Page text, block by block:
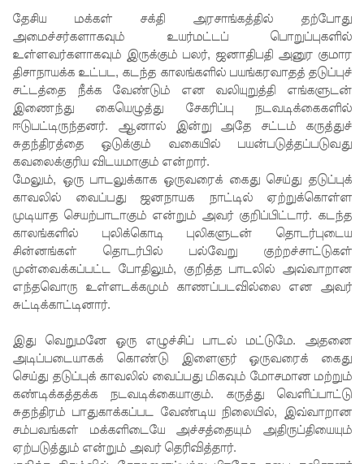
டெங்கு
காய்ச்சல்
தீவிர
பரவல் -
89,639
பேர்
பாதிப்பு,
உயிரிழப்பு
கள் 65
ஆக
அதிகரிப்பு!
யில்
தாமதமா
ன தரம் 5
புலமைப்ப
ரிசில்
தேசிய மக்கள் சக்தி அரசாங்கத்தில் தற்போது
அமைச்சர்களாகவும் உயர்மட்டப் பொறுப்புகளில்
உள்ளவர்களாகவும் இருக்கும் பலர், ஜனாதிபதி அனுர குமார
திசாநாயக்க உட்பட, கடந்த காலங்களில் பயங்கரவாதத் தடுப்புச்
சட்டத்தை நீக்க வேண்டும் என வலியுறுத்தி எங்களுடன்
இணைந்து கையெழுத்து சேகரிப்பு நடவடிக்கைகளில்
ஈடுபட்டிருந்தனர். ஆனால் இன்று அதே சட்டம் கருத்துச்
சுதந்திரத்தை ஒடுக்கும் வகையில் பயன்படுத்தப்படுவது
கவலைக்குரிய விடயமாகும் என்றார்.
மேலும், ஒரு பாடலுக்காக ஒருவரைக் கைது செய்து தடுப்புக்
காவலில் வைப்பது ஜனநாயக நாட்டில் ஏற்றுக்கொள்ள
முடியாத செயற்பாடாகும் என்றும் அவர் குறிப்பிட்டார். கடந்த
காலங்களில் புலிக்கொடி புலிகளுடன் தொடர்புடைய
சின்னங்கள் தொடர்பில் பல்வேறு குற்றச்சாட்டுகள்
முன்வைக்கப்பட்ட போதிலும், குறித்த பாடலில் அவ்வாறான
எந்தவொரு உள்ளடக்கமும் காணப்படவில்லை என அவர்
சுட்டிக்காட்டினார்.
இது வெறுமனே ஒரு எழுச்சிப் பாடல் மட்டுமே. அதனை
அடிப்படையாகக் கொண்டு இளைஞர் ஒருவரைக் கைது
செய்து தடுப்புக் காவலில் வைப்பது மிகவும் மோசமான மற்றும்
கண்டிக்கத்தக்க நடவடிக்கையாகும். கருத்து வெளிப்பாட்டு
சுதந்திரம் பாதுகாக்கப்பட வேண்டிய நிலையில், இவ்வாறான
சம்பவங்கள் மக்களிடையே அச்சத்தையும் அதிருப்தியையும்
ஏற்படுத்தும் என்றும் அவர் தெரிவித்தார்.